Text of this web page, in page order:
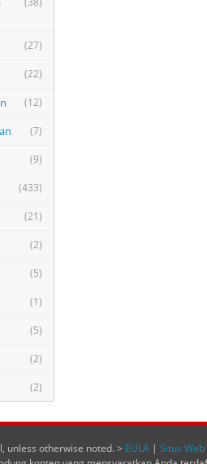
(27)
(22)
(12)
(7)
(9)
(433)
(21)
(2)
(5)
(1)
(5)
(2)
(2)
unless otherwise noted. > EULA | Situs